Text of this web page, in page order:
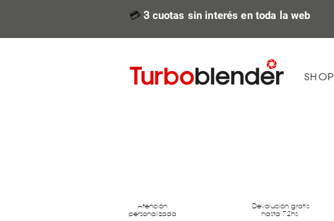
💳 3 cuotas sin interés en toda la web
SHOP
Atención
personalizada
Devolución gratís
hasta 72hs.